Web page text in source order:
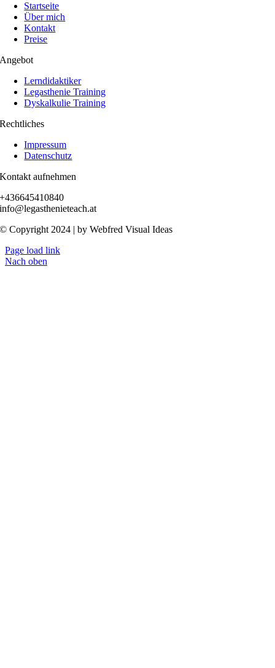
Startseite
Über mich
Kontakt
Preise
Angebot
Lerndidaktiker
Legasthenie Training
Dyskalkulie Training
Rechtliches
Impressum
Datenschutz
Kontakt aufnehmen
+436645410840
info@legasthenieteach.at
© Copyright 2024 | by Webfred Visual Ideas
Page load link
Nach oben